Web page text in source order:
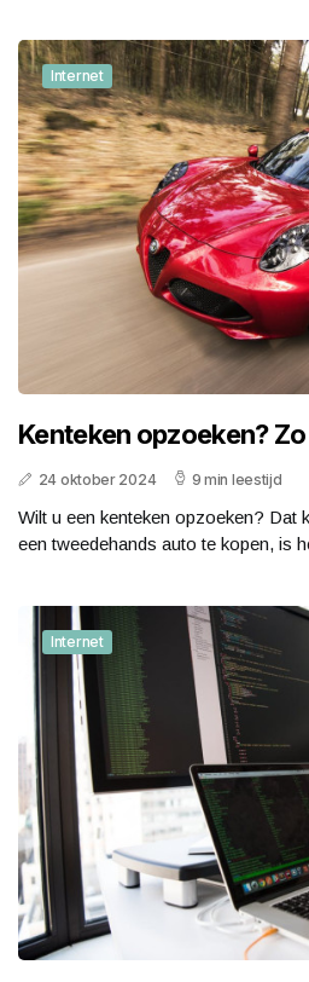
Internet
Kenteken opzoeken?
24 oktober 2024 9 min leestijd
Wilt u een kenteken opzoeken? Dat
een tweedehands auto te kopen, is
Internet